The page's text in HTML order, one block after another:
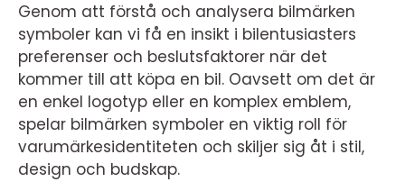
Genom att förstå och analysera bilmärken
symboler kan vi få en insikt i bilentusiasters
preferenser och beslutsfaktorer när det
kommer till att köpa en bil. Oavsett om det är
en enkel logotyp eller en komplex emblem,
spelar bilmärken symboler en viktig roll för
varumärkesidentiteten och skiljer sig åt i stil,
design och budskap.